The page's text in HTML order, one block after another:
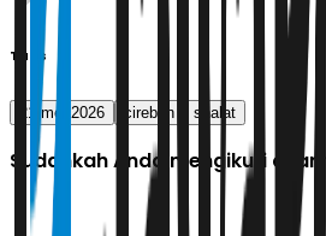
Tags
21 mei 2026 cirebon shalat
Sudahkah Anda mengikuti